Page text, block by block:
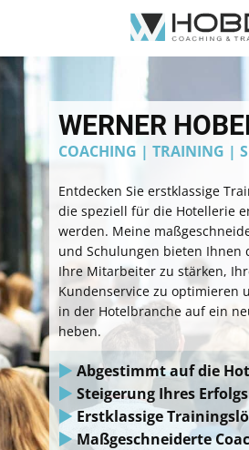
WERNER
COACHING | TRAINING |
Entdecken Sie erstklassige
die speziell für die Hotellerie
werden. Meine
und Schulungen bieten Ihnen
Ihre Mitarbeiter zu stärken,
Kundenservice zu optimieren
in der Hotelbranche auf ein
heben.
Abgestimmt auf die
Steigerung Ihres Erfolgs
Erstklassige
Maßgeschneiderte